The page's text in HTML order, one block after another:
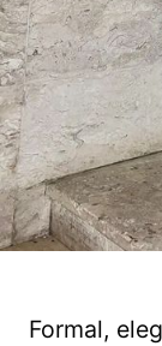
Formal,